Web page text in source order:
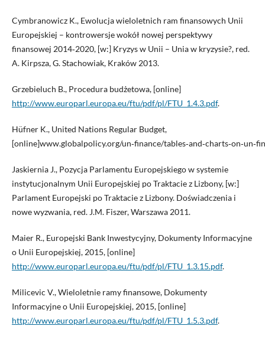
Cymbranowicz K., Ewolucja wieloletnich ram finansowych Unii
Europejskiej – kontrowersje wokół nowej perspektywy
finansowej 2014‑2020, [w:] Kryzys w Unii – Unia w kryzysie?, red.
A. Kirpsza, G. Stachowiak, Kraków 2013.
Grzebieluch B., Procedura budżetowa, [online]
http://www.europarl.europa.eu/ftu/pdf/pl/FTU_1.4.3.pdf.
Hüfner K., United Nations Regular Budget,
[online]www.globalpolicy.org/un‑finance/
Jaskiernia J., Pozycja Parlamentu Europejskiego w systemie
instytucjonalnym Unii Europejskiej po Traktacie z Lizbony, [w:]
Parlament Europejski po Traktacie z Lizbony. Doświadczenia i
nowe wyzwania, red. J.M. Fiszer, Warszawa 2011.
Maier R., Europejski Bank Inwestycyjny, Dokumenty Informacyjne
o Unii Europejskiej, 2015, [online]
http://www.europarl.europa.eu/ftu/pdf/pl/FTU_1.3.15.pdf.
Milicevic V., Wieloletnie ramy finansowe, Dokumenty
Informacyjne o Unii Europejskiej, 2015, [online]
http://www.europarl.europa.eu/ftu/pdf/pl/FTU_1.5.3.pdf.